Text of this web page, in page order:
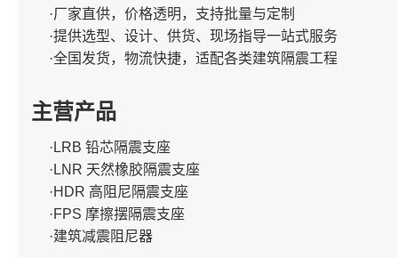
·厂家直供，价格透明，支持批量与定制
·提供选型、设计、供货、现场指导一站式服务
·全国发货，物流快捷，适配各类建筑隔震工程
主营产品
·LRB 铅芯隔震支座
·LNR 天然橡胶隔震支座
·HDR 高阻尼隔震支座
·FPS 摩擦摆隔震支座
·建筑减震阻尼器